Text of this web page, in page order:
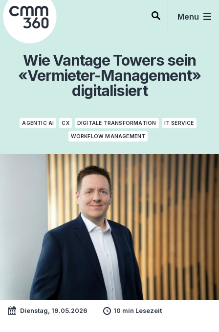
Skip
to
content
Menu
Wie Vantage Towers sein
«Vermieter-Management»
digitalisiert
AGENTIC AI CX DIGITALE TRANSFORMATION IT SERVICE
WORKFLOW MANAGEMENT
Dienstag, 19.05.2026 10 min Lesezeit